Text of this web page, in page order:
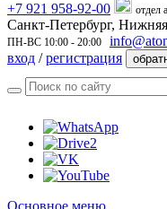
+7 921 958-92-00
отдел
Санкт-Петербург,
ПН-ВС 10:00 - 20:00
вход /регистрация
Основное меню